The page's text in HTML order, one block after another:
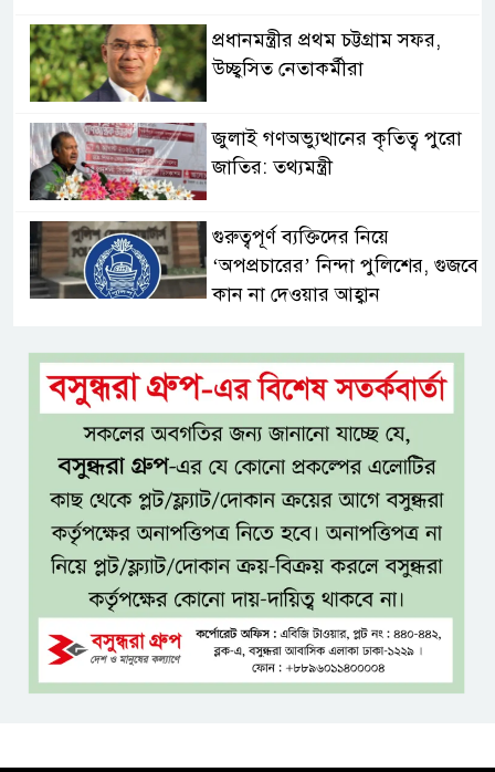
প্রধানমন্ত্রীর প্রথম চট্টগ্রাম সফর,
উচ্ছ্বসিত নেতাকর্মীরা
জুলাই গণঅভ্যুত্থানের কৃতিত্ব পুরো
জাতির: তথ্যমন্ত্রী
গুরুত্বপূর্ণ ব্যক্তিদের নিয়ে
‘অপপ্রচারের’ নিন্দা পুলিশের, গুজবে
কান না দেওয়ার আহ্বান
শেখ হাসিনার দিল্লির সংবাদ
সম্মেলনের সঙ্গে ভারত সরকারের
সম্পৃক্ততা নেই: জয়সোয়াল
টাঙ্গাইলে নিহত ১৪ বাস-মিনিবাস
মালিকের পরিবারকে আর্থিক অনুদান
ও সম্মাননা
সাড়ে ৩ হাজার এতিম ও
মাদরাসাশিক্ষার্থীর খাবারের
আয়োজন করলেন প্রতিমন্ত্রী টুকু
অপ-সাংবাদিকতা পরিহার করে